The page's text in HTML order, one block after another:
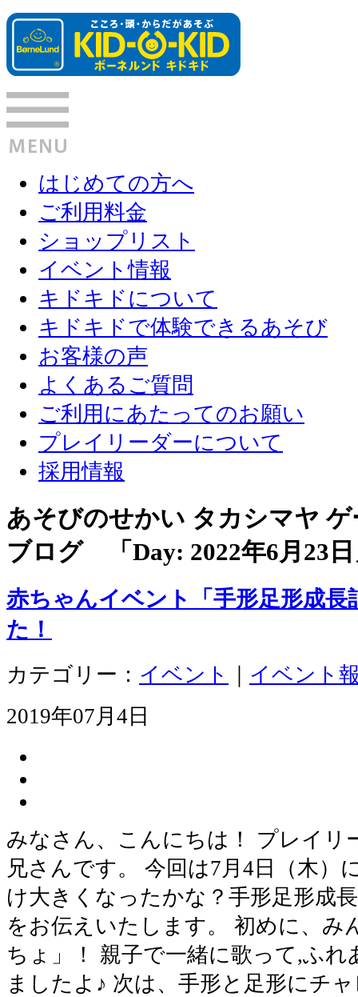
はじめての方へ
ご利用料金
ショップリスト
イベント情報
キドキドについて
キドキドで体験できるあそび
お客様の声
よくあるご質問
ご利用にあたってのお願い
プレイリーダーについて
採用情報
あそびのせかい タカシマヤ
ブログ 「Day: 2022年6月23日
赤ちゃんイベント「手形足形成長
た！
カテゴリー： イベント
イベント
2019年07月4日
みなさん、こんにちは！ プレイリ
兄さんです。 今回は7月4日（木）
け大きくなったかな？手形足形成
をお伝えいたします。 初めに、み
ちょ」！ 親子で一緒に歌って,ふ
ましたよ♪ 次は、手形と足形にチ